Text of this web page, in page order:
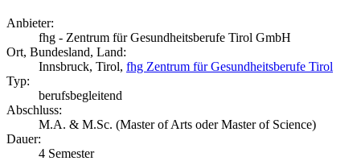
Anbieter:
fhg - Zentrum für Gesundheitsberufe Tirol GmbH
Ort, Bundesland, Land:
Innsbruck, Tirol, fhg Zentrum für Gesundheitsberufe Tirol
Typ:
berufsbegleitend
Abschluss:
M.A. & M.Sc. (Master of Arts oder Master of Science)
Dauer:
4 Semester